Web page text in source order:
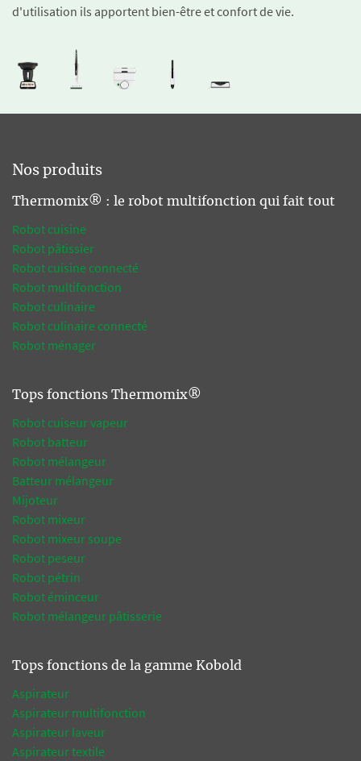
d'utilisation ils apportent bien-être et confort de vie.
Nos produits
Thermomix® : le robot multifonction qui fait tout
Robot cuisine
Robot pâtissier
Robot cuisine connecté
Robot multifonction
Robot culinaire
Robot culinaire connecté
Robot ménager
Tops fonctions Thermomix®
Robot cuiseur vapeur
Robot batteur
Robot mélangeur
Batteur mélangeur
Mijoteur
Robot mixeur
Robot mixeur soupe
Robot peseur
Robot pétrin
Robot éminceur
Robot mélangeur pâtisserie
Tops fonctions de la gamme Kobold
Aspirateur
Aspirateur multifonction
Aspirateur laveur
Aspirateur textile